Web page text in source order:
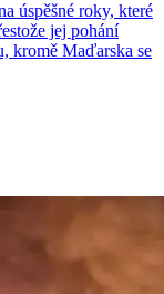
úspěšné roky, které
jej pohání
kromě Maďarska se